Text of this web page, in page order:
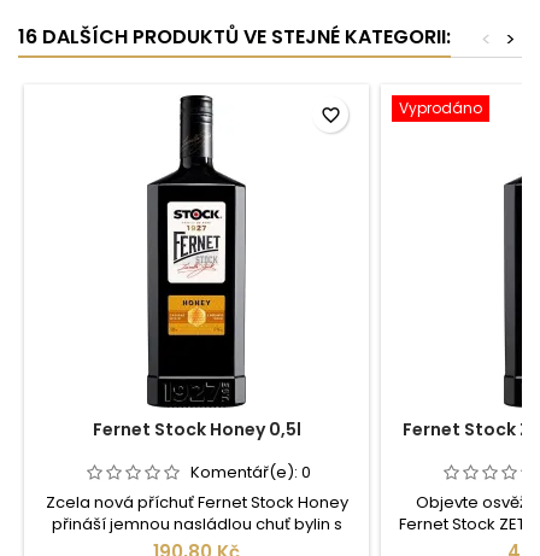
16 DALŠÍCH PRODUKTŮ VE STEJNÉ KATEGORII: >
<
Fernet Stock Honey 0,5l
Komentář(e): 0
Zcela nová příchuť Fernet Stock Honey
přináší jemnou nasládlou chuť bylin s
minimální hořkostí. Skvěle chutná
favorite_border Vyprodáno
Fernet Stock
Objevte
Fernet Stock
moderní